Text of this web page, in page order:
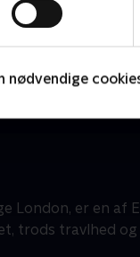
nødvendige
London, er en af
trods travlhed